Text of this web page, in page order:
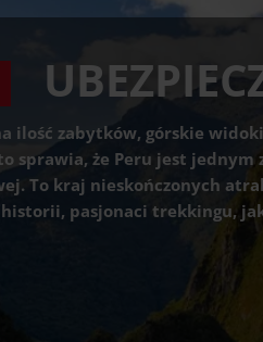
ilość zabytków, górskie
sprawia, że Peru jest
To kraj nieskończonych
pasjonaci trekkingu,